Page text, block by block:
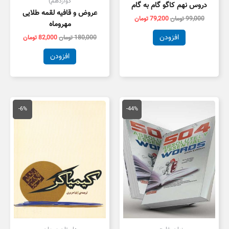
دروس نهم کاگو گام به گام
99,000تومان79,200تومان
افزودن
عروض و قافیه لقمه طلایی
مهروماه
180,000تومان82,000تومان
افزودن
-44%
250,000 تومان
بود.
قیمت
فعلی
است.
-6%
قیمت
250,000 تومان
قیمت
فعلی